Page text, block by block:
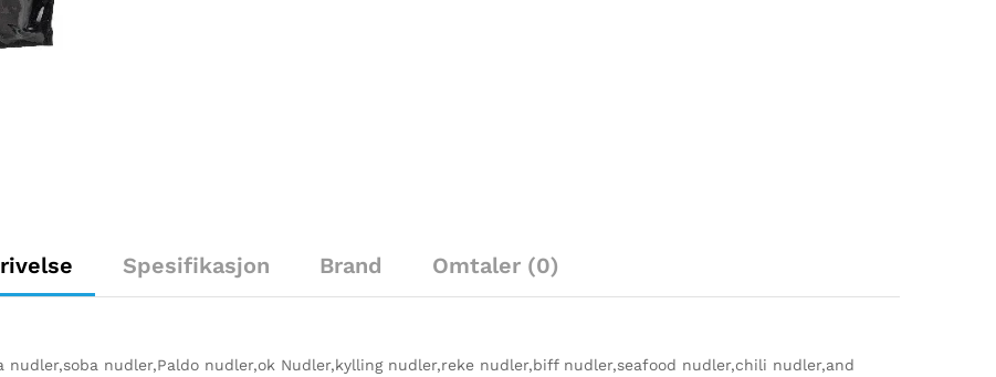
Spesifikasjon Brand Omtaler (0)
nudler,Paldo nudler,ok Nudler,kylling nudler,reke nudler,biff nudler,seafood nudler,chili nudler,and